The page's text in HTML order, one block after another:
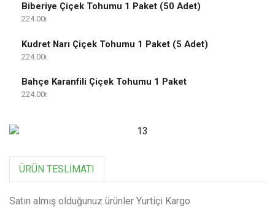
Biberiye Çiçek Tohumu 1 Paket (50 Adet)
224.00
Kudret Narı Çiçek Tohumu 1 Paket (5 Adet)
224.00
Bahçe Karanfili Çiçek Tohumu 1 Paket
224.00
ÜRÜN TESLIMATI
Satın almış olduğunuz ürünler Yurtiçi Kargo